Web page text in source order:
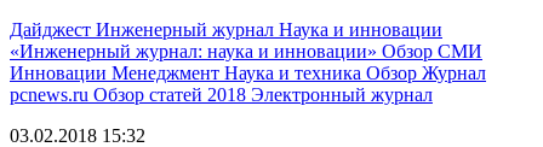
Дайджест Инженерный журнал Наука и инновации
«Инженерный журнал: наука и инновации» Обзор СМИ
Инновации Менеджмент Наука и техника Обзор Журнал
pcnews.ru Обзор статей 2018 Электронный журнал
03.02.2018 15:32